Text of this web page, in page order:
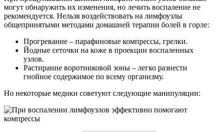
могут обнаружить их изменения, но лечить воспаление не
рекомендуется. Нельзя воздействовать на лимфоузлы
общепринятыми методами домашней терапии болей в горле:
Прогревание – парафиновые компрессы, грелки.
Йодные сеточки на коже в проекции воспаленных
узлов.
Растирание воротниковой зоны – легко разнести
гнойное содержимое по всему организму.
Но некоторые медики советуют следующие манипуляции: